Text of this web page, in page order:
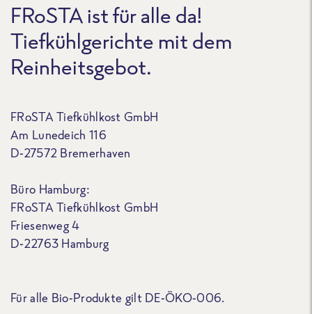
FRoSTA ist für alle da!
Tiefkühlgerichte mit dem
Reinheitsgebot.
FRoSTA Tiefkühlkost GmbH
Am Lunedeich 116
D-27572 Bremerhaven
Büro Hamburg:
FRoSTA Tiefkühlkost GmbH
Friesenweg 4
D-22763 Hamburg
Für alle Bio-Produkte gilt DE-ÖKO-006.